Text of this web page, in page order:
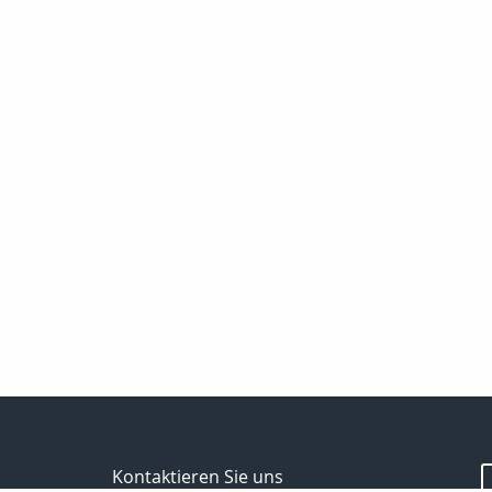
Kontaktieren Sie uns